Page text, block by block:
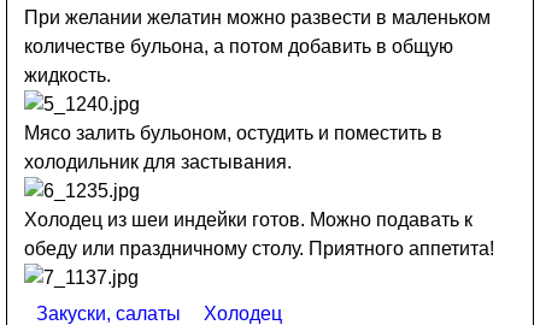
При желании желатин можно развести в маленьком
количестве бульона, а потом добавить в общую
жидкость.
Мясо залить бульоном, остудить и поместить в
холодильник для застывания.
Холодец из шеи индейки готов. Можно подавать к
обеду или праздничному столу. Приятного аппетита!
Закуски, салаты
Холодец